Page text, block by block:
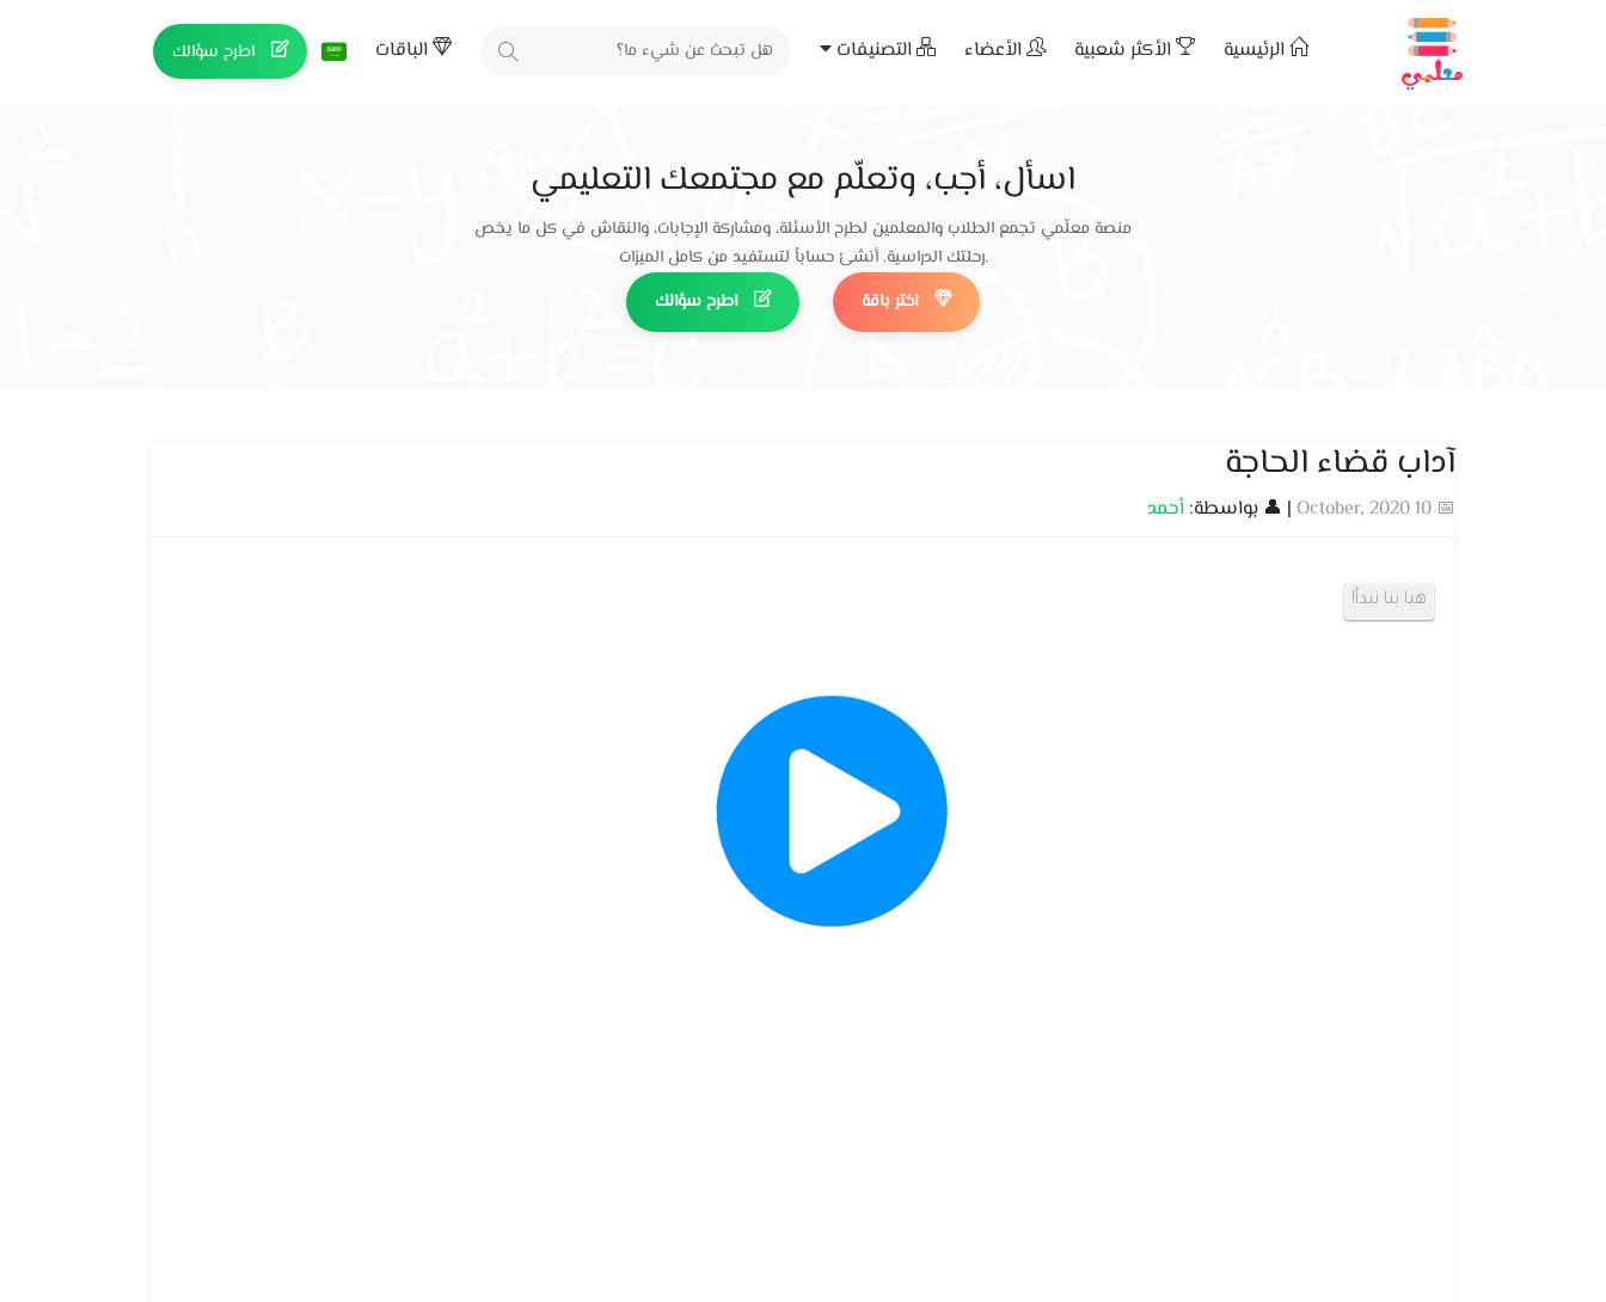
الرئيسية الأكثر شعبية الأعضاء التصنيفات الباقات اطرح سؤالك
اسأل، أجب، وتعلّم مع مجتمعك التعليمي
منصة معلّمي تجمع الطلاب والمعلمين لطرح الأسئلة، ومشاركة الإجابات، والنقاش في كل ما يخص
رحلتك الدراسية. أنشئ حساباً لتستفيد من كامل الميزات.
اطرح سؤالك
اختر باقة
آداب قضاء الحاجة
📅 10 October, 2020 | 👤 بواسطة: أحمد